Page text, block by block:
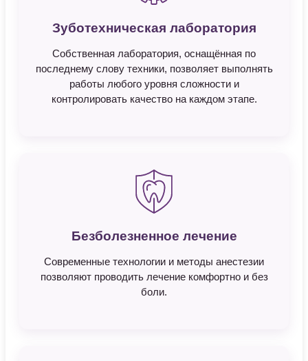
Зуботехническая лаборатория
Собственная лаборатория, оснащённая по
последнему слову техники, позволяет выполнять
работы любого уровня сложности и
контролировать качество на каждом этапе.
Безболезненное лечение
Современные технологии и методы анестезии
позволяют проводить лечение комфортно и без
боли.